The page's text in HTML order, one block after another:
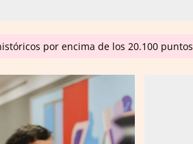
por encima de los 20.100 puntos